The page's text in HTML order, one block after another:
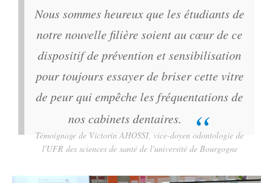
Nous sommes heureux que les étudiants de
notre nouvelle filière soient au cœur de ce
dispositif de prévention et sensibilisation
pour toujours essayer de briser cette vitre
de peur qui empêche les fréquentations de
nos cabinets dentaires.
Témoignage de Victorin AHOSSI, vice-doyen odontologie de
l'UFR des sciences de santé de l'université de Bourgogne